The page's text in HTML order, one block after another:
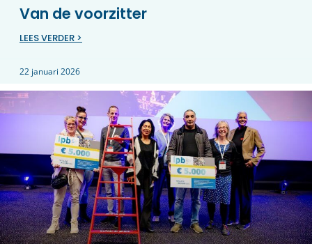
Van de voorzitter
LEES VERDER >
22 januari 2026